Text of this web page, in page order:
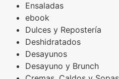
Ensaladas
ebook
Dulces y Repostería
Deshidratados
Desayunos
Desayuno y Brunch